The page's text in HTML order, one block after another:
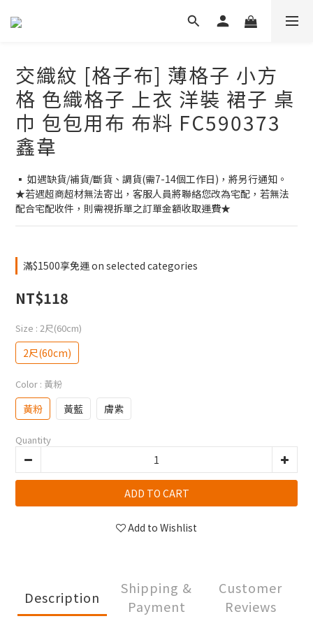
交織紋 [格子布] 薄格子 小方
格 色織格子 上衣 洋裝 裙子 桌
巾 包包用布 布料 FC590373
鑫韋
▪ 如遇缺貨/補貨/斷貨、調貨(需7-14個工作日)，將另行通知。
★若遇超商超材無法寄出，客服人員將聯絡您改為宅配，若無法
配合宅配收件，則需視拆單之訂單金額收取運費★
滿$1500享免運 on selected categories
NT$118
Size : 2尺(60cm)
2尺(60cm)
Color : 黃粉
黃粉 黃藍 膚紫
Quantity
ADD TO CART
Add to Wishlist
Description
Shipping &
Payment
Customer
Reviews